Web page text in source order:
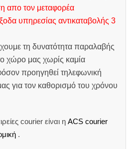
απο τον μεταφορέα
υπηρεσίας αντικαταβολής 3
τη δυνατότητα παραλαβής
χώρο μας χωρίς καμία
προηγηθεί τηλεφωνική
για τον καθορισμό του χρόνου
courier είναι ηACS courier
.